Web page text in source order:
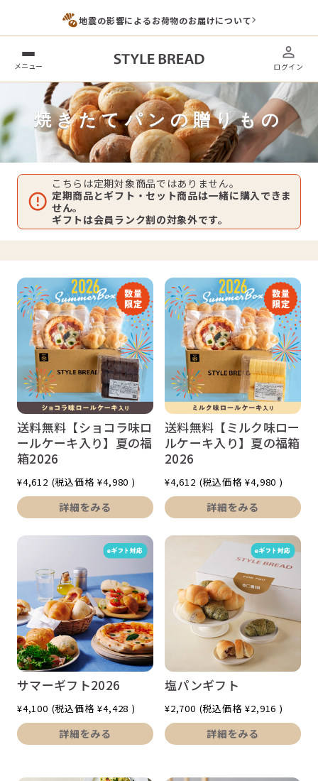
地震の影響によるお荷物のお届けについて
メニュー ログイン
焼きたてパンの贈りもの
こちらは定期対象商品ではありません。
定期商品とギフト・セット商品は一緒に購入できま
せん。
ギフトは会員ランク割の対象外です。
送料無料【ショコラ味ロ
ールケーキ入り】夏の福
箱2026
¥4,612 (税込価格 ¥4,980 )
詳細をみる
送料無料【ミルク味ロー
ルケーキ入り】夏の福箱
2026
¥4,612 (税込価格 ¥4,980 )
詳細をみる
サマーギフト2026
¥4,100 (税込価格 ¥4,428 )
詳細をみる
塩パンギフト
¥2,700 (税込価格 ¥2,916 )
詳細をみる